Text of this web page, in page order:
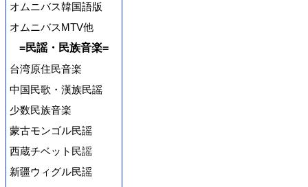
オムニバス韓国語版
オムニバスMTV他
=民謡・民族音楽=
台湾原住民音楽
中国民歌・漢族民謡
少数民族音楽
蒙古モンゴル民謡
西蔵チベット民謡
新疆ウィグル民謡